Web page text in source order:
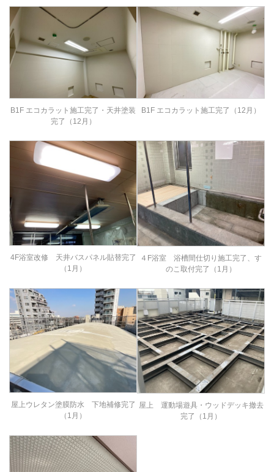
B1F エコカラット施工完了・天井塗装
完了（12月）
B1F エコカラット施工完了（12月）
4F浴室改修 天井バスパネル貼替完了
（1月）
４F浴室 浴槽間仕切り施工完了、す
のこ取付完了（1月）
屋上ウレタン塗膜防水 下地補修完了
（1月）
屋上 運動場遊具・ウッドデッキ撤去
完了（1月）